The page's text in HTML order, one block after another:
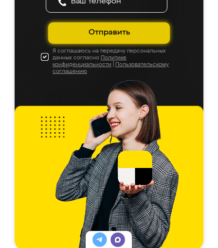
Отправить
Я соглашаюсь на передачу персональных
данных согласно Политике
конфиденциальности
Пользовательскому
соглашению